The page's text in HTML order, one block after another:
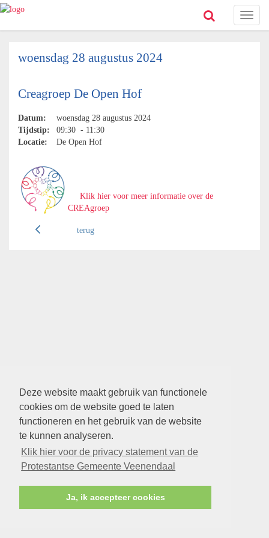
Deze website maakt gebruik van functionele
cookies om de website goed te laten
functioneren en het gebruik van de website
te kunnen analyseren.
Klik hier voor de privacy statement van de
Protestantse Gemeente Veenendaal
Ja, ik accepteer cookies
Toggle
woensdag 28 augustus 2024
Creagroep De Open Hof
Datum:
woensdag 28 augustus 2024
Tijdstip:
09:30 - 11:30
Locatie:
De Open Hof
Klik hier voor meer informatie over de
CREAgroep
terug